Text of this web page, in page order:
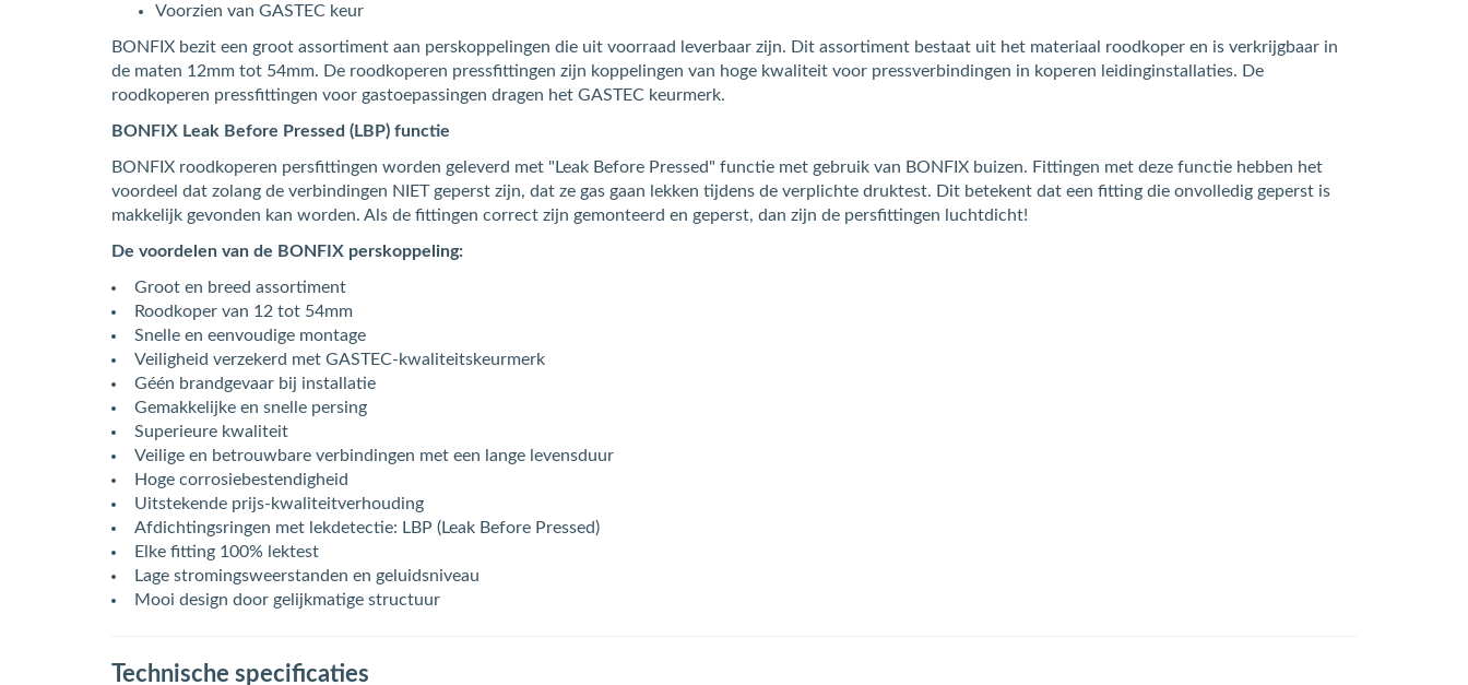
Voorzien van GASTEC keur
BONFIX bezit een groot assortiment aan perskoppelingen die uit voorraad leverbaar zijn. Dit assortiment bestaat uit het materiaal roodkoper en is verkrijgbaar in
de maten 12mm tot 54mm. De roodkoperen pressfittingen zijn koppelingen van hoge kwaliteit voor pressverbindingen in koperen leidinginstallaties. De
roodkoperen pressfittingen voor gastoepassingen dragen het GASTEC keurmerk.
BONFIX Leak Before Pressed (LBP) functie
BONFIX roodkoperen persfittingen worden geleverd met "Leak Before Pressed" functie met gebruik van BONFIX buizen. Fittingen met deze functie hebben het
voordeel dat zolang de verbindingen NIET geperst zijn, dat ze gas gaan lekken tijdens de verplichte druktest. Dit betekent dat een fitting die onvolledig geperst is
makkelijk gevonden kan worden. Als de fittingen correct zijn gemonteerd en geperst, dan zijn de persfittingen luchtdicht!
De voordelen van de BONFIX perskoppeling:
Groot en breed assortiment
Roodkoper van 12 tot 54mm
Snelle en eenvoudige montage
Veiligheid verzekerd met GASTEC-kwaliteitskeurmerk
Géén brandgevaar bij installatie
Gemakkelijke en snelle persing
Superieure kwaliteit
Veilige en betrouwbare verbindingen met een lange levensduur
Hoge corrosiebestendigheid
Uitstekende prijs-kwaliteitverhouding
Afdichtingsringen met lekdetectie: LBP (Leak Before Pressed)
Elke fitting 100% lektest
Lage stromingsweerstanden en geluidsniveau
Mooi design door gelijkmatige structuur
Technische specificaties